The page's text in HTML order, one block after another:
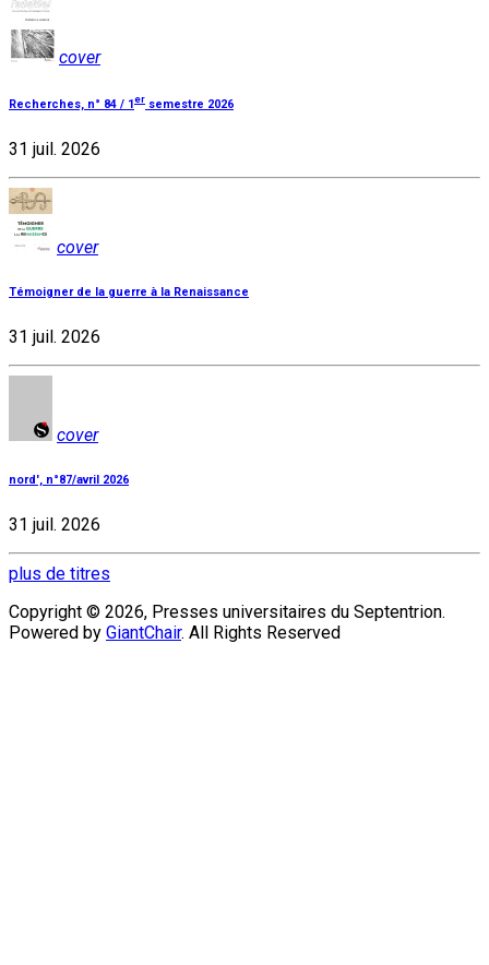
cover
Recherches, n° 84 / 1 er semestre 2026
31 juil. 2026
cover
Témoigner de la guerre à la Renaissance
31 juil. 2026
cover
nord', n°87/avril 2026
31 juil. 2026
plus de titres
Copyright © 2026, Presses universitaires du Septentrion.
Powered by GiantChair. All Rights Reserved